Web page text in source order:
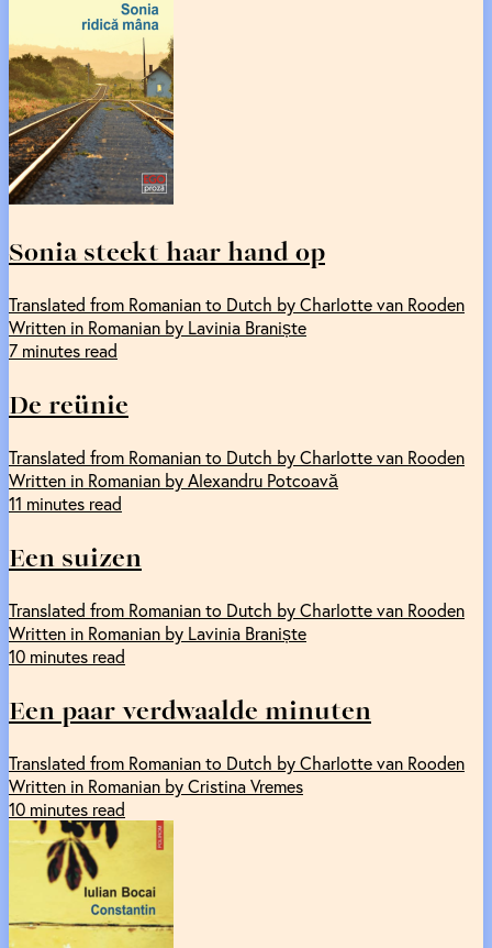
Sonia steekt haar hand op
Translated from Romanian to Dutch by Charlotte van Rooden
Written in Romanian by Lavinia Braniște
7 minutes read
De reünie
Translated from Romanian to Dutch by Charlotte van Rooden
Written in Romanian by Alexandru Potcoavă
11 minutes read
Een suizen
Translated from Romanian to Dutch by Charlotte van Rooden
Written in Romanian by Lavinia Braniște
10 minutes read
Een paar verdwaalde minuten
Translated from Romanian to Dutch by Charlotte van Rooden
Written in Romanian by Cristina Vremes
10 minutes read